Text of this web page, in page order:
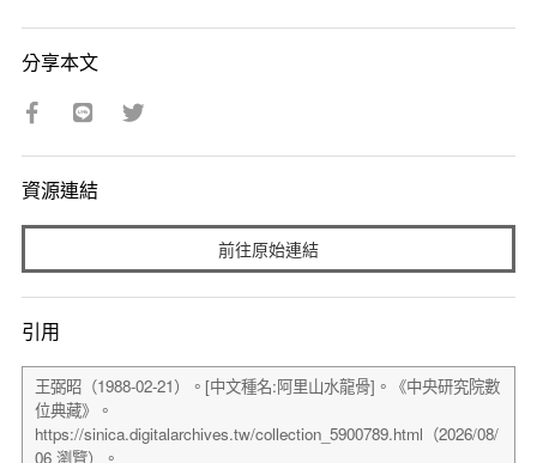
分享本文
資源連結
前往原始連結
引用